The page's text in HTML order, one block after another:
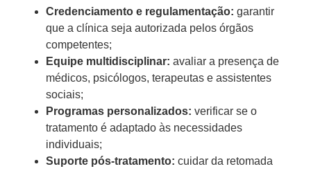
Credenciamento e regulamentação: garantir
que a clínica seja autorizada pelos órgãos
competentes;
Equipe multidisciplinar: avaliar a presença de
médicos, psicólogos, terapeutas e assistentes
sociais;
Programas personalizados: verificar se o
tratamento é adaptado às necessidades
individuais;
Suporte pós-tratamento: cuidar da retomada